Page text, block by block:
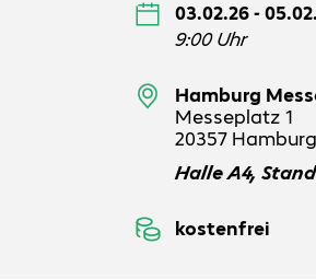
03.02.26 -
9:00 Uhr
Hamburg
Messeplatz 1
20357 Hamburg
Halle A4,
kostenfrei